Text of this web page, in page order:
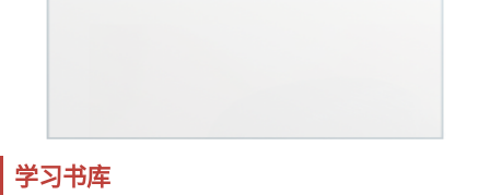
学习书库